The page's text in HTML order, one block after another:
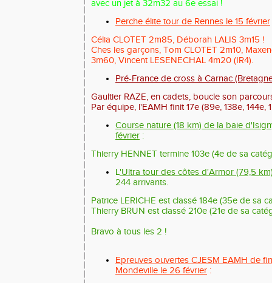
avec un jet à 32m32 au 6e essai !
Perche élite tour de Rennes le 15 février
Célia CLOTET 2m85, Déborah LALIS 3m15 !
Ches les garçons, Tom CLOTET 2m10,
3m60, Vincent LESENECHAL 4m20 (IR4).
Pré-France de cross à Carnac
Gaultier RAZE, en cadets, boucle son
Par équipe, l'EAMH finit 17e (89e, 138e, 144e,
Course nature (18 km) de la baie
février :
Thierry HENNET termine 103e (4e de sa
L'Ultra tour des côtes d'Armor (79,5
244 arrivants.
Patrice LERICHE est classé 184e (35e de sa
Thierry BRUN est classé 210e (21e de sa
Bravo à tous les 2 !
Epreuves ouvertes CJESM EAMH de
Mondeville le 26 février :